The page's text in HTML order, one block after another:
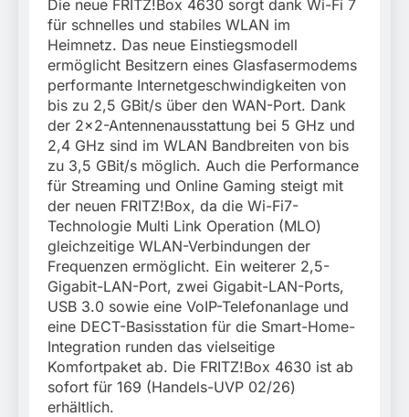
begleitet Fußballfans
nach Einsatz am
Bahnhof Dachau
3. August 2026
Die neue FRITZ!Box 4630 sorgt dank Wi-Fi 7
für schnelles und stabiles WLAN im
Heimnetz. Das neue Einstiegsmodell
ermöglicht Besitzern eines Glasfasermodems
performante Internetgeschwindigkeiten von
bis zu 2,5 GBit/s über den WAN-Port. Dank
der 2×2-Antennenausstattung bei 5 GHz und
2,4 GHz sind im WLAN Bandbreiten von bis
zu 3,5 GBit/s möglich. Auch die Performance
für Streaming und Online Gaming steigt mit
der neuen FRITZ!Box, da die Wi-Fi7-
Technologie Multi Link Operation (MLO)
gleichzeitige WLAN-Verbindungen der
Frequenzen ermöglicht. Ein weiterer 2,5-
Gigabit-LAN-Port, zwei Gigabit-LAN-Ports,
USB 3.0 sowie eine VoIP-Telefonanlage und
eine DECT-Basisstation für die Smart-Home-
Integration runden das vielseitige
Komfortpaket ab. Die FRITZ!Box 4630 ist ab
sofort für 169 (Handels-UVP 02/26)
erhältlich.